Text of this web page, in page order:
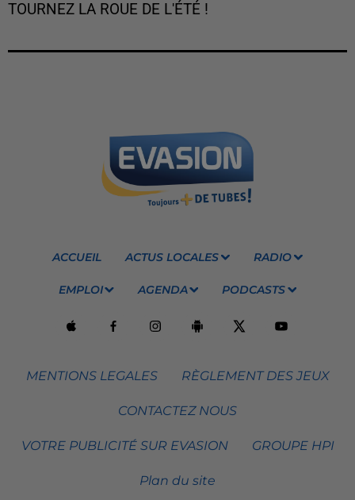
TOURNEZ LA ROUE DE L'ÉTÉ !
ACCUEIL ACTUS LOCALES RADIO
EMPLOI AGENDA PODCASTS
MENTIONS LEGALES RÈGLEMENT DES JEUX
CONTACTEZ NOUS
VOTRE PUBLICITÉ SUR EVASION GROUPE HPI
Plan du site